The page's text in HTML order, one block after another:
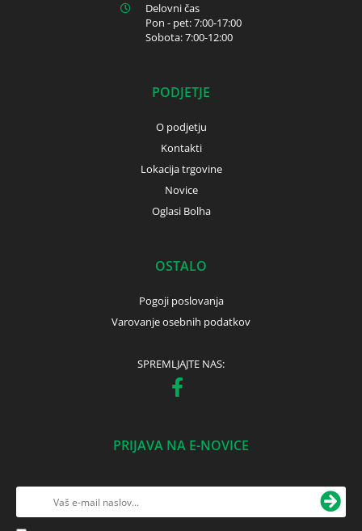
Delovni čas
Pon - pet: 7:00-17:00
Sobota: 7:00-12:00
PODJETJE
O podjetju
Kontakti
Lokacija trgovine
Novice
Oglasi Bolha
OSTALO
Pogoji poslovanja
Varovanje osebnih podatkov
SPREMLJAJTE NAS:
PRIJAVA NA E-NOVICE